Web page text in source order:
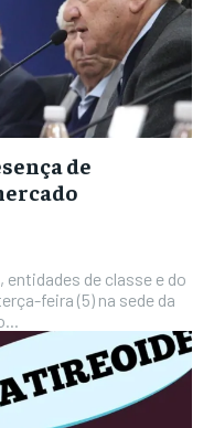
de
de classe e do
feira (5) na sede da